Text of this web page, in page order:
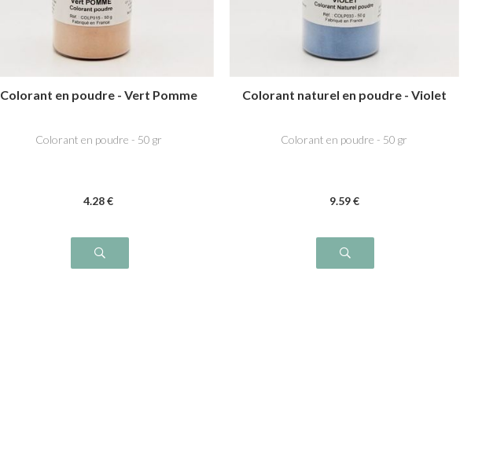
Colorant en poudre - Vert Pomme
Colorant en poudre - 50 gr
4.28€
Colorant naturel en poudre - Violet
Colorant en poudre - 50 gr
9.59€